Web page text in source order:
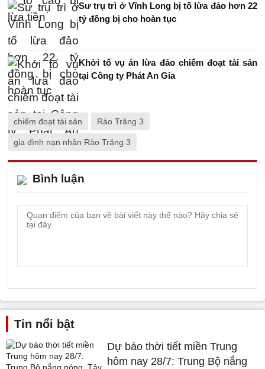
Sư trụ trì ở Vĩnh Long bị tố lừa đảo hơn 22
tỷ đồng bị cho hoàn tục
Khởi tố vụ án lừa đảo chiếm đoạt tài sản
tại Công ty Phát An Gia
chiếm đoạt tài sản Rào Trăng 3
gia đình nạn nhân Rào Trăng 3
Bình luận
Tin nổi bật
Dự báo thời tiết miền Trung
hôm nay 28/7: Trung Bộ nắng